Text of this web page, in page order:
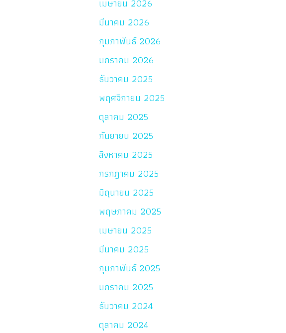
เมษายน 2026
มีนาคม 2026
กุมภาพันธ์ 2026
มกราคม 2026
ธันวาคม 2025
พฤศจิกายน 2025
ตุลาคม 2025
กันยายน 2025
สิงหาคม 2025
กรกฎาคม 2025
มิถุนายน 2025
พฤษภาคม 2025
เมษายน 2025
มีนาคม 2025
กุมภาพันธ์ 2025
มกราคม 2025
ธันวาคม 2024
ตุลาคม 2024